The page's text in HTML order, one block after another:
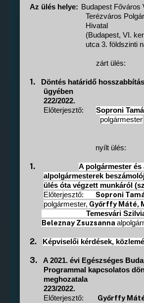
Az ülés helye: Budapest Főváros
Terézváros
Hivatal
(Budapest, VI.
utca 3. földszinti
zárt ülés:
1.
Döntés határidő
ügyében
222/2022.
Előterjesztő:
Soproni
polgármester
nyílt ülés:
1.
A polgármester és
alpolgármesterek
ülés óta végzett munkáról
Előterjesztő:
Soproni
polgármester, Győrffy Máté,
Temesvári
Beleznay Zsuzsanna
2. Képviselői kérdések,
3.
A 2021. évi Egészséges
Programmal kapcsolatos
meghozatala
223/2022.
Előterjesztő:
Győrffy